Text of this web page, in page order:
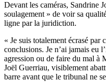
Devant les caméras, Sandrine
soulagement » de voir sa
ligne par la juridiction.
« Je suis totalement écrasé par
conclusions. Je n’ai jamais eu
agression ou de faire du mal à
Joël Guerriau, visiblement
barre avant que le tribunal ne